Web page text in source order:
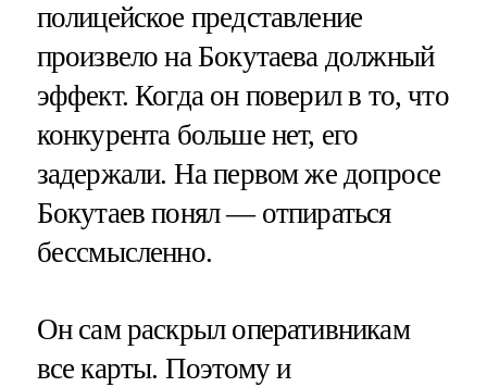
полицейское представление
произвело на Бокутаева должный
эффект. Когда он поверил в то, что
конкурента больше нет, его
задержали. На первом же допросе
Бокутаев понял — отпираться
бессмысленно.
Он сам раскрыл оперативникам
все карты. Поэтому и